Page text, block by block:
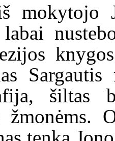
mokytojo
labai
šiltas